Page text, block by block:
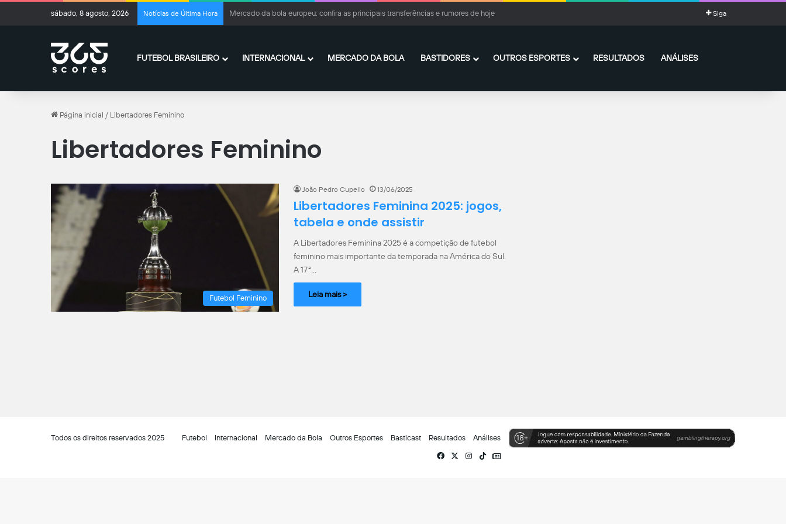
sábado, 8 agosto, 2026 Notícias de Última Hora Ferran Torres se acerta com o PSG e fica próximo de deixar o Barcelona Siga
FUTEBOL BRASILEIRO INTERNACIONAL MERCADO DA BOLA BASTIDORES OUTROS ESPORTES RESULTADOS ANÁLISES
Página inicial / Libertadores Feminino
Libertadores Feminino
Futebol Feminino
João Pedro Cupello 13/06/2025
Libertadores Feminina 2025: jogos,
tabela e onde assistir
A Libertadores Feminina 2025 é a competição de futebol
feminino mais importante da temporada na América do Sul.
A 17ª…
Leia mais >
Todos os direitos reservados 2025 Futebol Internacional Mercado da Bola Outros Esportes Basticast Resultados
Análises
Facebook
X Instagram
TikTokSiga-